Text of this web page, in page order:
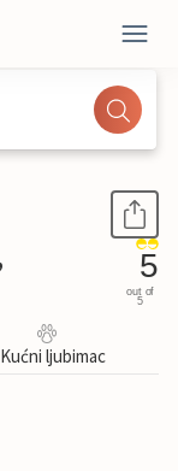
5
out of
5
ljubimac